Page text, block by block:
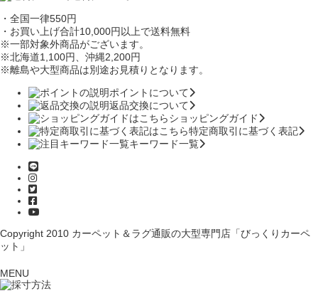
・全国一律550円
・お買い上げ合計10,000円 以上で送料無料
※一部対象外商品がございます。
※北海道1,100円、沖縄2,200円
※離島や大型商品は別途お見積りとなります。
ポイントについて
返品交換について
ショッピングガイド
特定商取引に基づく表記
キーワード一覧
Copyright 2010 カーペット＆ラグ通販の大型専門店「びっくりカーペ
ット」
MENU